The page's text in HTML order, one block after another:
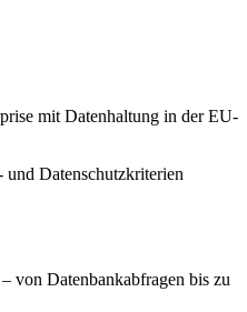
mit Datenhaltung in der EU-
und Datenschutzkriterien
von Datenbankabfragen bis zu